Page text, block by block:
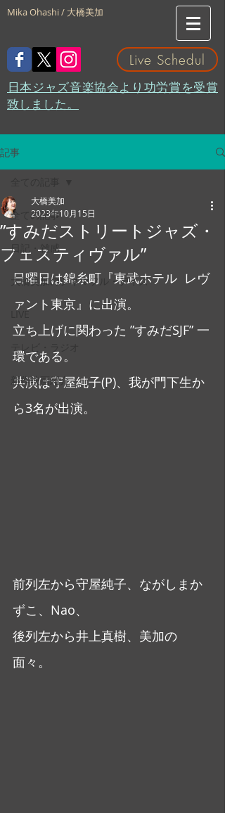
Mika Ohashi / 大橋美加
Live Schedul
​日本ジャズ音楽協会より功労賞を受賞
致しました。
記事
全ての記事
日記・雑感
大橋美加のシネマフル・デイズ
LIVE
テレビ・ラジオ
新作映画紹介
”すみだストリートジャズ・
フェスティヴァル”
大橋美加
2023年10月15日
日曜日は錦糸町『東武ホテル  レヴ
ァント東京』に出演。
立ち上げに関わった ”すみだSJF” 一
環である。
共演は守屋純子(P)、我が門下生か
ら3名が出演。
前列左から守屋純子、ながしまか
ずこ、Nao、
後列左から井上真樹、美加の
面々。